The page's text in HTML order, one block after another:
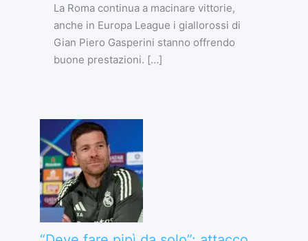
La Roma continua a macinare vittorie,
anche in Europa League i giallorossi di
Gian Piero Gasperini stanno offrendo
buone prestazioni. […]